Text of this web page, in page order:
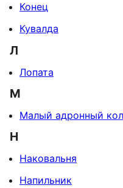
Конец
Кувалда
Л
Лопата
М
Малый адронный
Н
Наковальня
Напильник